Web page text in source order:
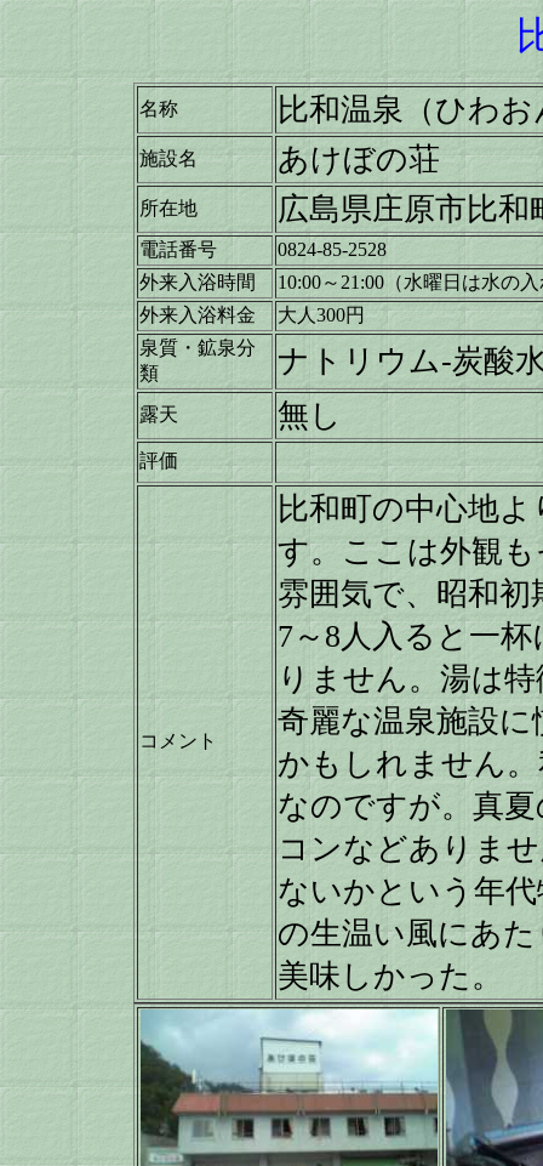
名称 比和温泉（ひわ
施設名 あけぼの荘
所在地 広島県庄原市比和
電話番号
0824-85-2528
外来入浴時間
10:00～21:00（水曜日は水の
外来入浴料金
大人300円
泉質・鉱泉分
類
ナトリウム-炭酸
露天 無し
評価
コメント
比和町の中心地
す。ここは外観
雰囲気で、昭和
7～8人入ると一
りません。湯は
奇麗な温泉施設
かもしれません
なのですが。真
コンなどありま
ないかという年
の生温い風にあ
美味しかった。